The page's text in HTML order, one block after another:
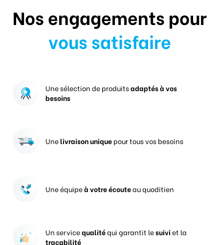
Nos engagements pour
vous satisfaire
Une sélection de produitsadaptés à vos
besoins
Unelivraison uniquepour tous vos besoins
Une équipeà votre écouteau quoditien
Un servicequalitéqui garantit lesuiviet la
traçabilité